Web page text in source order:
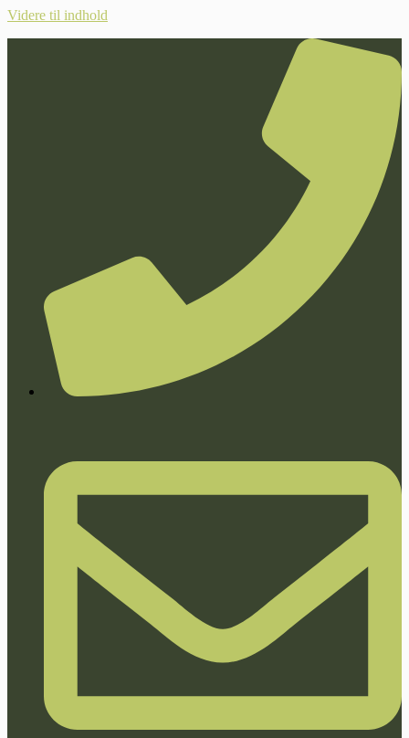
Videre til indhold